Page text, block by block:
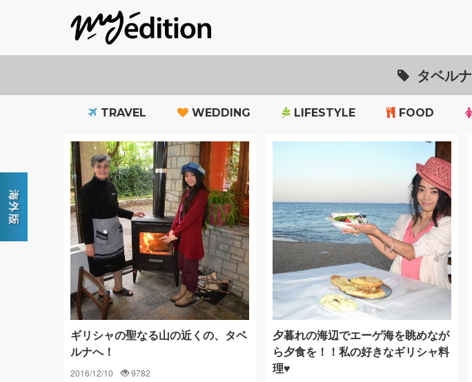
タベルナ
TRAVEL WEDDING LIFESTYLE FOOD
ギリシャの聖なる山の近くの、タベ
ルナへ！
2016/12/10 9782
夕暮れの海辺でエーゲ海を眺めなが
ら夕食を！！私の好きなギリシャ料
理♥